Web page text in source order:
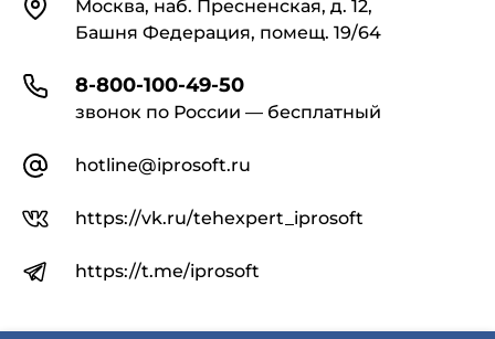
Москва, наб. Пресненская, д. 12,
Башня Федерация, помещ. 19/64
8-800-100-49-50
звонок по России — бесплатный
hotline@iprosoft.ru
https://vk.ru/tehexpert_iprosoft
https://t.me/iprosoft